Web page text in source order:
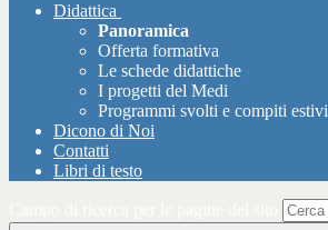
Didattica
Panoramica
Offerta formativa
Le schede didattiche
I progetti del Medi
Programmi svolti e compiti estivi
Dicono di Noi
Contatti
Libri di testo